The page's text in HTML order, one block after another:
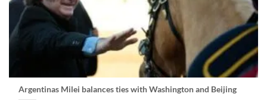
Argentinas Milei balances ties with Washington and Beijing